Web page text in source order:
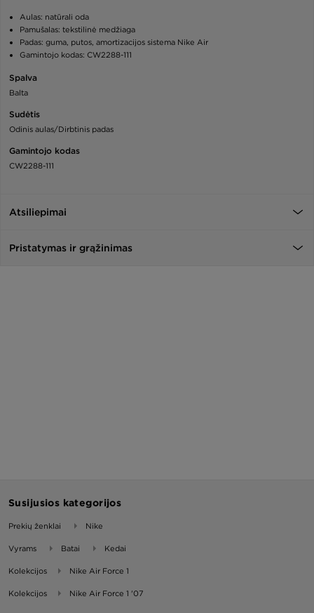
Aulas: natūrali oda
Pamušalas: tekstilinė medžiaga
Padas: guma, putos, amortizacijos sistema Nike Air
Gamintojo kodas: CW2288-111
Spalva
Balta
Sudėtis
Odinis aulas/Dirbtinis padas
Gamintojo kodas
CW2288-111
Atsiliepimai
Pristatymas ir grąžinimas
Susijusios kategorijos
Prekių ženklai Nike
Vyrams Batai Kedai
Kolekcijos Nike Air Force 1
Kolekcijos Nike Air Force 1 '07